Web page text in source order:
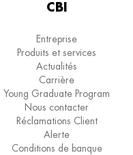
CBI
Entreprise
Produits et services
Actualités
Carrière
Young Graduate Program
Nous contacter
Réclamations Client
Alerte
Conditions de banque